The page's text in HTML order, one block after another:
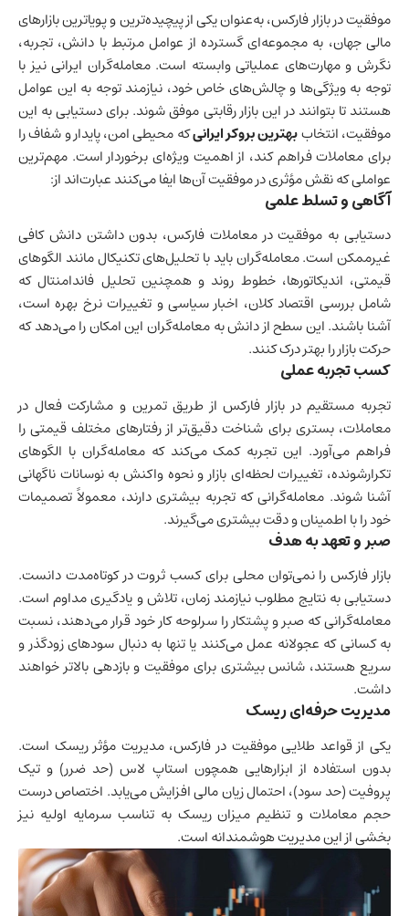
موفقیت در بازار فارکس، به‌عنوان یکی از پیچیده‌ترین و پویاترین بازارهای
مالی جهان، به مجموعه‌ای گسترده از عوامل مرتبط با دانش، تجربه،
نگرش و مهارت‌های عملیاتی وابسته است. معامله‌گران ایرانی نیز با
توجه به ویژگی‌ها و چالش‌های خاص خود، نیازمند توجه به این عوامل
هستند تا بتوانند در این بازار رقابتی موفق شوند. برای دستیابی به این
موفقیت، انتخاببهترین بروکر ایرانیکه محیطی امن، پایدار و شفاف را
برای معاملات فراهم کند، از اهمیت ویژه‌ای برخوردار است. مهم‌ترین
عواملی که نقش مؤثری در موفقیت آن‌ها ایفا می‌کنند عبارت‌اند از:
آگاهی و تسلط علمی
دستیابی به موفقیت در معاملات فارکس، بدون داشتن دانش کافی
غیرممکن است. معامله‌گران باید با تحلیل‌های تکنیکال مانند الگوهای
قیمتی، اندیکاتورها، خطوط روند و همچنین تحلیل فاندامنتال که
شامل بررسی اقتصاد کلان، اخبار سیاسی و تغییرات نرخ بهره است،
آشنا باشند. این سطح از دانش به معامله‌گران این امکان را می‌دهد که
حرکت بازار را بهتر درک کنند.
کسب تجربه عملی
تجربه مستقیم در بازار فارکس از طریق تمرین و مشارکت فعال در
معاملات، بستری برای شناخت دقیق‌تر از رفتارهای مختلف قیمتی را
فراهم می‌آورد. این تجربه کمک می‌کند که معامله‌گران با الگوهای
تکرارشونده، تغییرات لحظه‌ای بازار و نحوه واکنش به نوسانات ناگهانی
آشنا شوند. معامله‌گرانی که تجربه بیشتری دارند، معمولاً تصمیمات
خود را با اطمینان و دقت بیشتری می‌گیرند.
صبر و تعهد به هدف
بازار فارکس را نمی‌توان محلی برای کسب ثروت در کوتاه‌مدت دانست.
دستیابی به نتایج مطلوب نیازمند زمان، تلاش و یادگیری مداوم است.
معامله‌گرانی که صبر و پشتکار را سرلوحه کار خود قرار می‌دهند، نسبت
به کسانی که عجولانه عمل می‌کنند یا تنها به دنبال سودهای زودگذر و
سریع هستند، شانس بیشتری برای موفقیت و بازدهی بالاتر خواهند
داشت.
مدیریت حرفه‌ای ریسک
یکی از قواعد طلایی موفقیت در فارکس، مدیریت مؤثر ریسک است.
بدون استفاده از ابزارهایی همچون استاپ لاس (حد ضرر) و تیک
پروفیت (حد سود)، احتمال زیان مالی افزایش می‌یابد. اختصاص درست
حجم معاملات و تنظیم میزان ریسک به تناسب سرمایه اولیه نیز
بخشی از این مدیریت هوشمندانه است.